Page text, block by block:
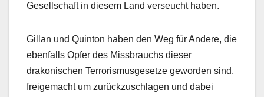
Gesellschaft in diesem Land verseucht haben.
Gillan und Quinton haben den Weg für Andere, die
ebenfalls Opfer des Missbrauchs dieser
drakonischen Terrorismusgesetze geworden sind,
freigemacht um zurückzuschlagen und dabei